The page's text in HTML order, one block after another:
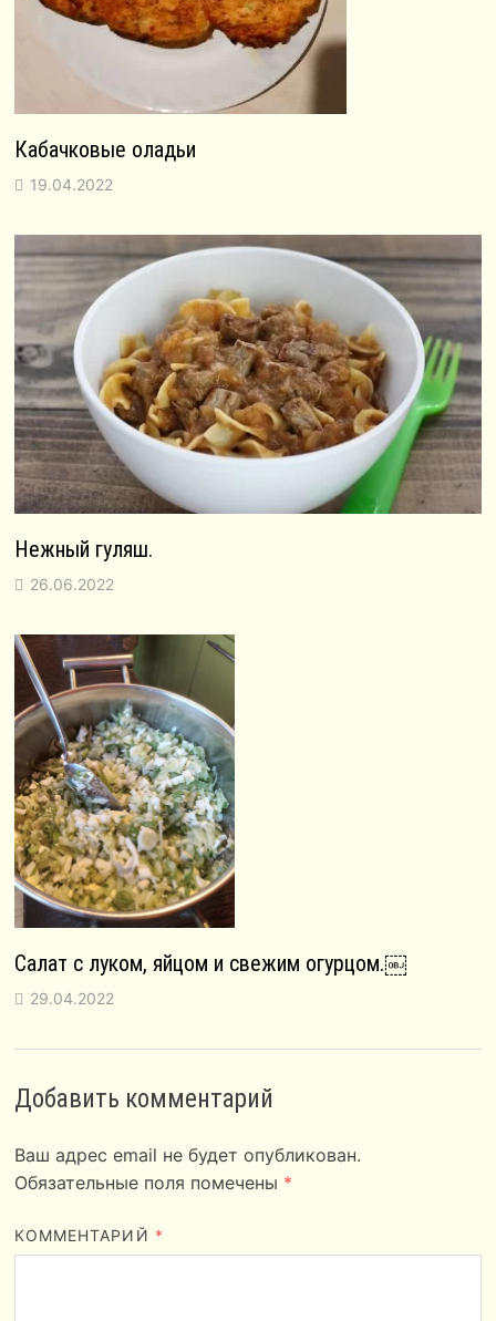
Кабачковые оладьи
19.04.2022
Нежный гуляш.
26.06.2022
Салат с луком, яйцом и свежим огурцом.￼
29.04.2022
Добавить комментарий
Ваш адрес email не будет опубликован.
Обязательные поля помечены *
КОММЕНТАРИЙ *